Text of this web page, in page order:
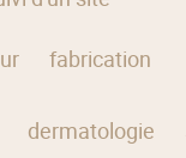
fabrication
dermatologie